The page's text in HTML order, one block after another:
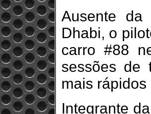
Ausente da
Dhabi, o
carro #88
sessões de
mais
Integrante